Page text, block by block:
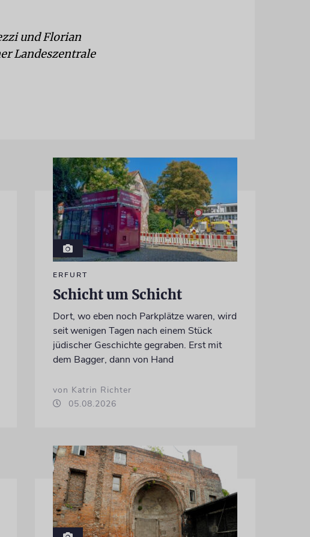
und Florian
Landeszentrale
ERFURT
Schicht um Schicht
Dort, wo eben noch Parkplätze waren, wird
seit wenigen Tagen nach einem Stück
jüdischer Geschichte gegraben. Erst mit
dem Bagger, dann von Hand
von Katrin Richter
05.08.2026